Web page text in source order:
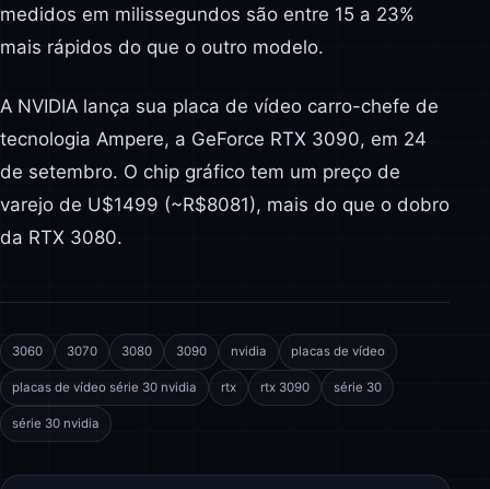
medidos em milissegundos são entre 15 a 23%
mais rápidos do que o outro modelo.
A NVIDIA lança sua placa de vídeo carro-chefe de
tecnologia Ampere, a GeForce RTX 3090, em 24
de setembro. O chip gráfico tem um preço de
varejo de U$1499 (~R$8081), mais do que o dobro
da RTX 3080.
3060 3070 3080 3090 nvidia placas de vídeo
placas de vídeo série 30 nvidia rtx rtx 3090 série 30
série 30 nvidia